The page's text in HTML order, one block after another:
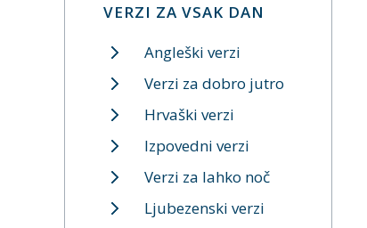
VERZI ZA VSAK DAN
Angleški verzi
Verzi za dobro jutro
Hrvaški verzi
Izpovedni verzi
Verzi za lahko noč
Ljubezenski verzi